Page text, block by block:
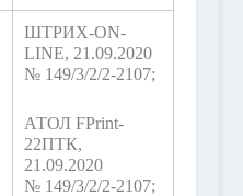
ШТРИХ-ON-
LINE, 21.09.2020
№ 149/3/2/2-2107;
АТОЛ FPrint-
22ПТК,
21.09.2020
№ 149/3/2/2-2107;